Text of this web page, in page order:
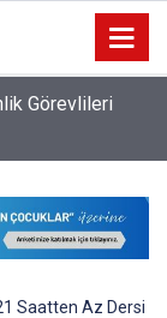
Görevlileri
Saatten Az Dersi